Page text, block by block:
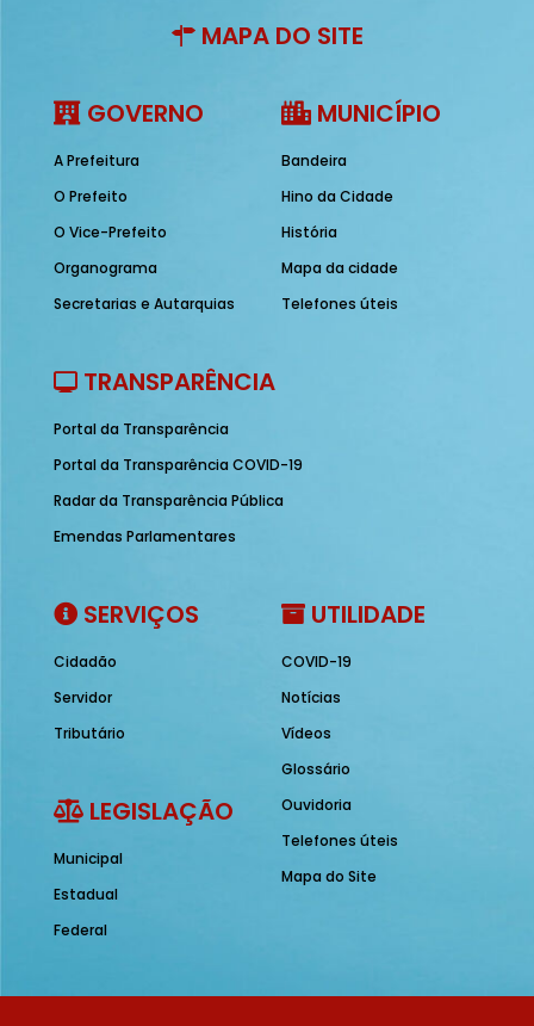
MAPA DO SITE
GOVERNO
A Prefeitura
O Prefeito
O Vice-Prefeito
Organograma
Secretarias e Autarquias
MUNICÍPIO
Bandeira
Hino da Cidade
História
Mapa da cidade
Telefones úteis
TRANSPARÊNCIA
Portal da Transparência
Portal da Transparência COVID-19
Radar da Transparência Pública
Emendas Parlamentares
SERVIÇOS
Cidadão
Servidor
Tributário
LEGISLAÇÃO
Municipal
Estadual
Federal
UTILIDADE
COVID-19
Notícias
Vídeos
Glossário
Ouvidoria
Telefones úteis
Mapa do Site